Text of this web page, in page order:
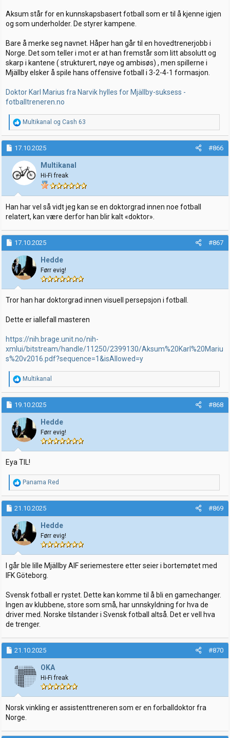
Aksum står for en kunnskapsbasert fotball som er til å kjenne igjen
og som underholder. De styrer kampene.
Bare å merke seg navnet. Håper han går til en hovedtrenerjobb i
Norge. Det som teller i mot er at han fremstår som litt absolutt og
skarp i kantene ( strukturert, nøye og ambisøs) , men spillerne i
Mjällby elsker å spile hans offensive fotball i 3-2-4-1 formasjon.
Doktor Karl Marius fra Narvik hylles for Mjällby-suksess -
fotballtreneren.no
R
e
a
k
s
j
o
e
r
:
Multikanal og Cash 63
17.10.2025 #866
Multikanal
Hi-Fi freak
Han har vel så vidt jeg kan se en doktorgrad innen noe fotball
relatert, kan være derfor han blir kalt «doktor».
17.10.2025 #867
Hedde
Førr evig!
Tror han har doktorgrad innen visuell persepsjon i fotball.
Dette er iallefall masteren
https://nih.brage.unit.no/nih-
xmlui/bitstream/handle/11250/2399130/Aksum%20Karl%20Mariu
s%20v2016.pdf?sequence=1&isAllowed=y
R
e
a
k
s
j
o
n
e
r
:
Multikanal
19.10.2025 #868
Hedde
Førr evig!
Eya TIL!
R
e
a
k
s
j
o
n
e
r
:
Panama Red
21.10.2025 #869
Hedde
Førr evig!
I går ble lille Mjällby AIF seriemestere etter seier i bortemøtet med
IFK Göteborg.
Svensk fotball er rystet. Dette kan komme til å bli en gamechanger.
Ingen av klubbene, store som små, har unnskyldning for hva de
driver med. Norske tilstander i Svensk fotball altså. Det er vell hva
de trenger.
21.10.2025 #870
OKA
Hi-Fi freak
Norsk vinkling er assistenttreneren som er en forballdoktor fra
Norge.